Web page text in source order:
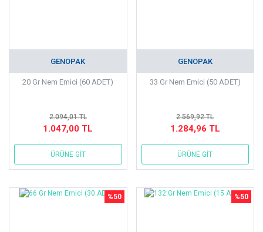
GENOPAK
20 Gr Nem Emici (60 ADET)
2.094,01 TL
1.047,00 TL
ÜRÜNE GİT
GENOPAK
33 Gr Nem Emici (50 ADET)
2.569,92 TL
1.284,96 TL
ÜRÜNE GİT
%50 %50